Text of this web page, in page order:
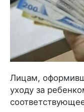
Лицам,
уходу за